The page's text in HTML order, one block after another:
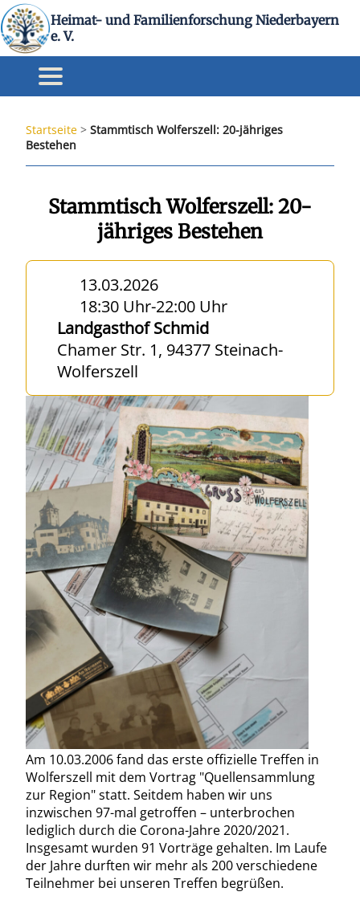
Heimat- und Familienforschung Niederbayern
e. V.
Startseite > Stammtisch Wolferszell: 20-jähriges
Bestehen
Stammtisch Wolferszell: 20-
jähriges Bestehen
13.03.2026
18:30 Uhr-22:00 Uhr
Landgasthof Schmid
Chamer Str. 1, 94377 Steinach-
Wolferszell
20 Jahre Stammtisch Wolferszell
Am 10.03.2006 fand das erste offizielle Treffen in
Wolferszell mit dem Vortrag "Quellensammlung
zur Region" statt. Seitdem haben wir uns
inzwischen 97-mal getroffen – unterbrochen
lediglich durch die Corona-Jahre 2020/2021.
Insgesamt wurden 91 Vorträge gehalten. Im Laufe
der Jahre durften wir mehr als 200 verschiedene
Teilnehmer bei unseren Treffen begrüßen.